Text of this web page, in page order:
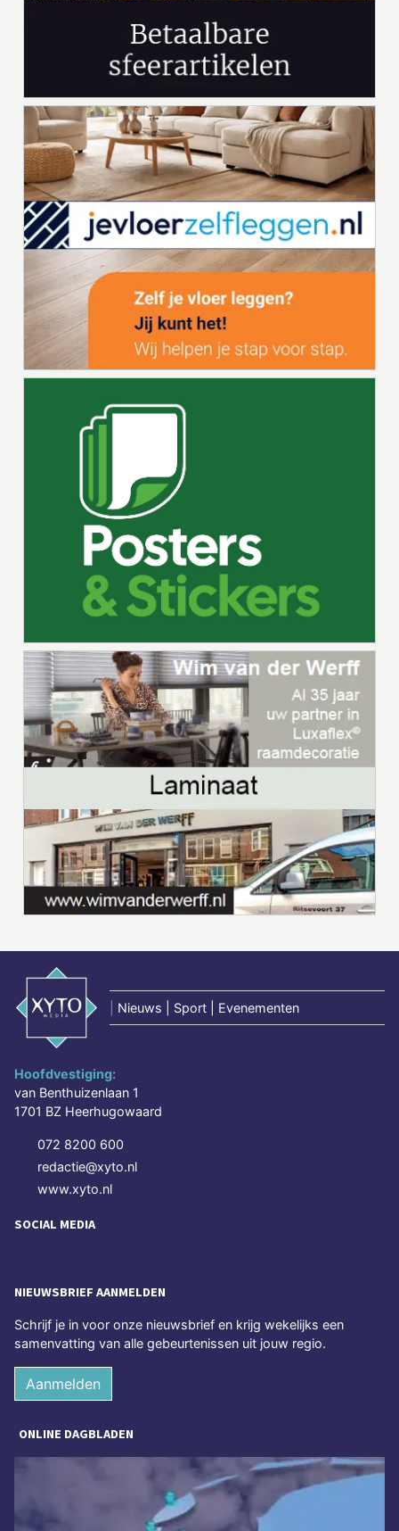
Nieuws | Sport | Evenementen
Hoofdvestiging:
van Benthuizenlaan 1
1701 BZ Heerhugowaard
072 8200 600
redactie@xyto.nl
www.xyto.nl
SOCIAL MEDIA
NIEUWSBRIEF AANMELDEN
Schrijf je in voor onze nieuwsbrief en krijg wekelijks een
samenvatting van alle gebeurtenissen uit jouw regio.
Aanmelden
ONLINE DAGBLADEN